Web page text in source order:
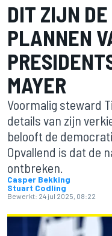
DIT ZIJN
PLANNEN
MAYER
Voormalig steward
details van zijn
belooft de
Opvallend is dat de
ontbreken.
Casper Bekking
Stuart Codling
Bewerkt: 24 jul 2025, 08:22